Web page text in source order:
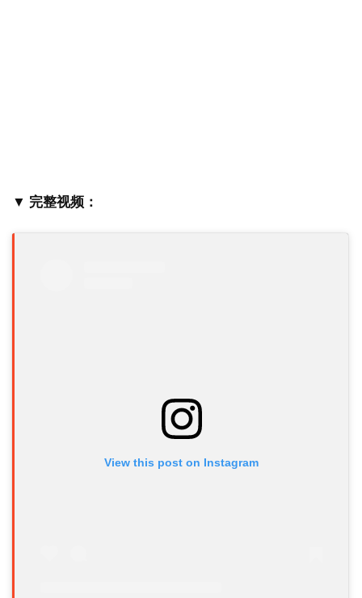
▼ 完整视频：
View this post on Instagram